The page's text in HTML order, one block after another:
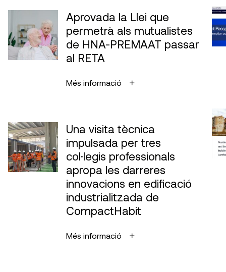
Aprovada la Llei que
permetrà als mutualistes
de HNA-PREMAAT passar
al RETA
Més informació
Una visita tècnica
impulsada per tres
col·legis professionals
apropa les darreres
innovacions en edificació
industrialitzada de
CompactHabit
Més informació